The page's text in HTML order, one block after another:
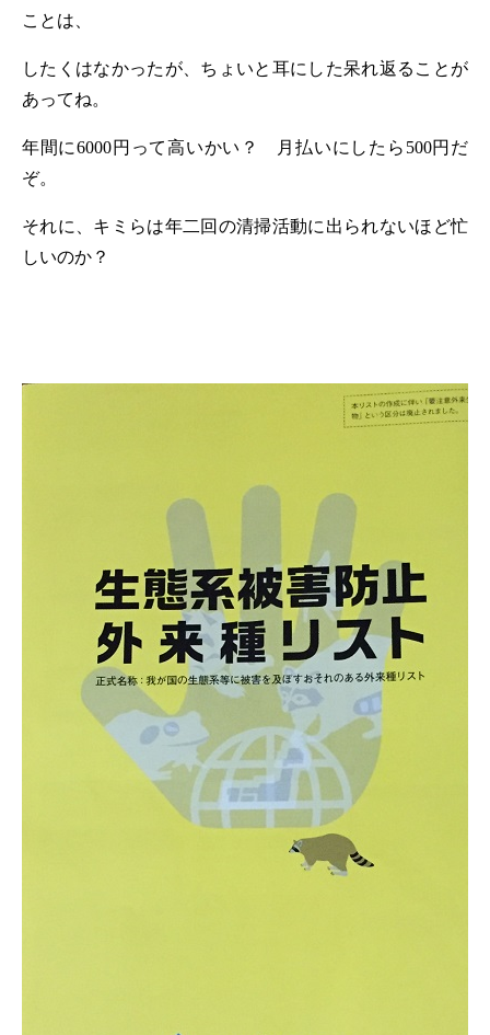
ことは、
したくはなかったが、ちょいと耳にした呆れ返ることが
あってね。
年間に6000円って高いかい？ 月払いにしたら 500円だ
ぞ。
それに、キミらは年二回の清掃活動に出られないほど忙
しいのか？